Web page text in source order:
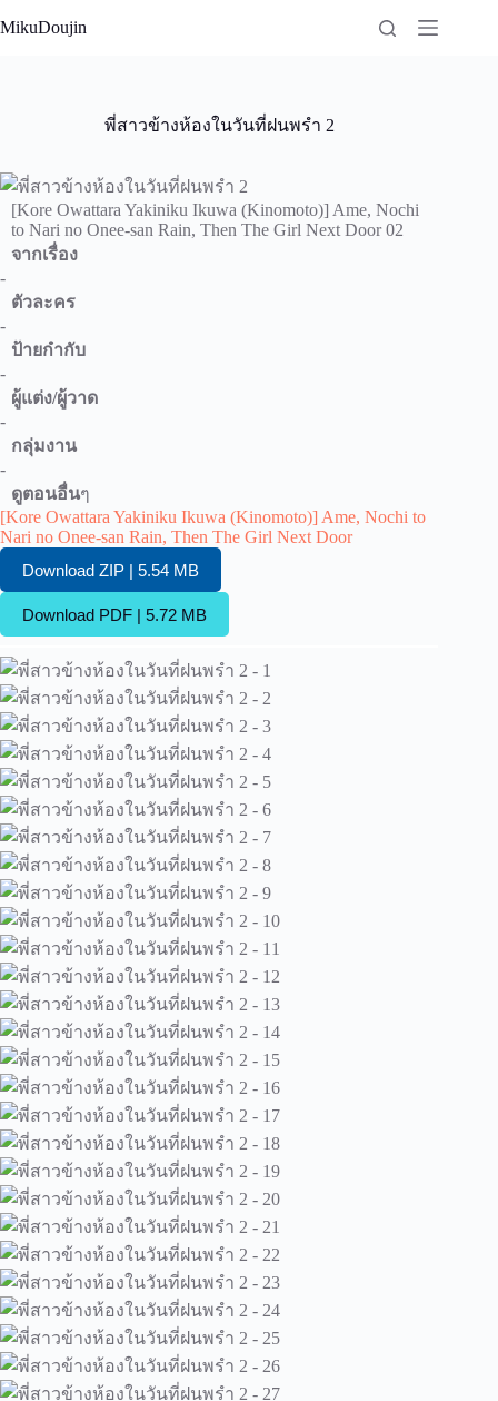
to
MikuDoujin
พี่สาวข้างห้องในวันที่ฝนพรำ 2
[Kore Owattara Yakiniku Ikuwa (Kinomoto)] Ame, Nochi
to Nari no Onee-san Rain, Then The Girl Next Door 02
จากเรื่อง
-
ตัวละคร
-
ป้ายกำกับ
-
ผู้แต่ง/ผู้วาด
-
กลุ่มงาน
-
ดูตอนอื่นๆ
[Kore Owattara Yakiniku Ikuwa (Kinomoto)] Ame, Nochi to
Nari no Onee-san Rain, Then The Girl Next Door
Download ZIP | 5.54 MB
Download PDF | 5.72 MB